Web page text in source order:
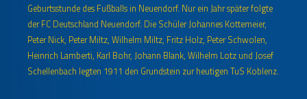
Geburtsstunde des Fußballs in Neuendorf. Nur ein Jahr später folgte
der FC Deutschland Neuendorf. Die Schüler Johannes Kottemeier,
Peter Nick, Peter Miltz, Wilhelm Miltz, Fritz Holz, Peter Schwolen,
Heinrich Lamberti, Karl Bohr, Johann Blank, Wilhelm Lotz und Josef
Schellenbach legten 1911 den Grundstein zur heutigen TuS Koblenz.